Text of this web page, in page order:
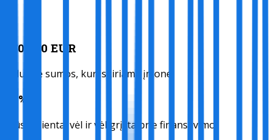
250 000 EUR
Vidutinė sumos, kuri skiriama įmonei
84%
Mūsų klientai vėl ir vėl grįžta prie finansavimo